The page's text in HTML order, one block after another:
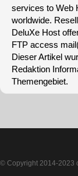
services to Web
worldwide.
DeluXe Host
FTP access
Dieser Artikel
Redaktion
Themengebiet.
© Copyright 2014-2023